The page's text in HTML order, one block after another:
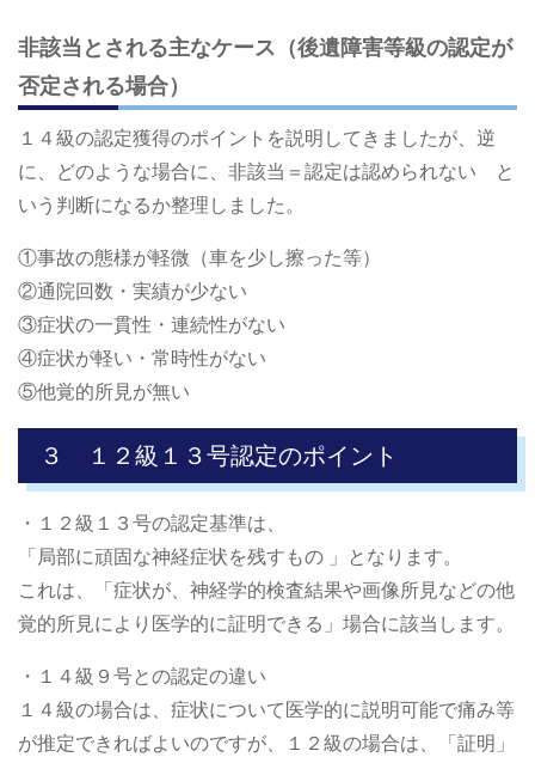
非該当とされる主なケース（後遺障害等級の認定が
否定される場合）
１４級の認定獲得のポイントを説明してきましたが、逆
に、どのような場合に、非該当＝認定は認められない と
いう判断になるか整理しました。
①事故の態様が軽微（車を少し擦った等）
②通院回数・実績が少ない
③症状の一貫性・連続性がない
④症状が軽い・常時性がない
⑤他覚的所見が無い
３ １２級１３号認定のポイント
・１２級１３号の認定基準は、
「局部に頑固な神経症状を残すもの 」となります。
これは、「症状が、神経学的検査結果や画像所見などの他
覚的所見により医学的に証明できる」場合に該当します。
・１４級９号との認定の違い
１４級の場合は、症状について医学的に説明可能で痛み等
が推定できればよいのですが、１２級の場合は、「証明」